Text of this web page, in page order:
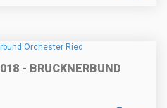
- BRUCKNERBUND